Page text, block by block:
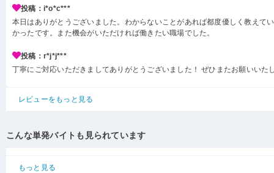
投稿：i*o*c***
本日はありがとうございました。わからないことがあれば都度優しく教えて
かったです。また機会がいただければ働きたい職場でした。
投稿：r*j*j***
丁寧にご対応いただきましてありがとうございました！ ぜひまたお願いいた
レビューをもっと見る
こんな単発バイトも見られています
もっと見る